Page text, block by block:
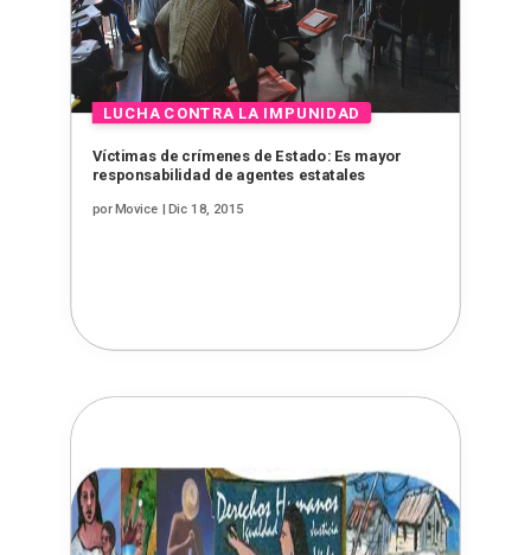
Víctimas de crímenes de Estado: Es mayor
responsabilidad de agentes estatales
porMovice | Dic 18, 2015